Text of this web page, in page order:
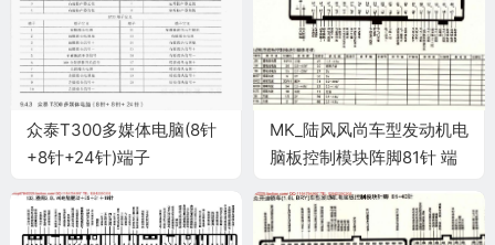
众泰T300多媒体电脑(8针
+8针+24针)端子
MK_陆风风尚车型发动机电
脑板控制模块阵脚81针 端